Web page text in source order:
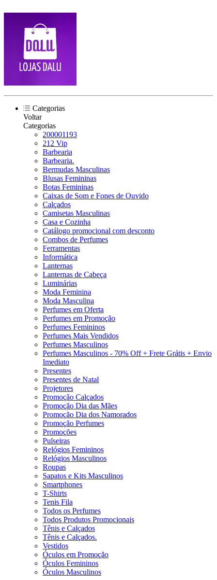
Categorias
Voltar
Categorias
200001193
212 Vip
Barbearia
Barbearia.
Bermudas Masculinas
Blusas Femininas
Botas Femininas
Caixas de Som e Fones de Ouvido
Calçados
Camisetas Masculinas
Casa e Cozinha
Catálogo promocional com desconto
Combos de Perfumes
Ferramentas
Informática
Lanternas
Lanternas de Cabeça
Luminárias
Moda Feminina
Moda Masculina
Perfumes em Oferta
Perfumes em Promoção
Perfumes Femininos
Perfumes Mais Vendidos
Perfumes Masculinos
Perfumes Masculinos - 70% Off + Frete Grátis + Envio
Imediato
Presentes
Presentes de Natal
Projetores
Promoção Calçados
Promoção Dia das Mães
Promoção Dia dos Namorados
Promoção Perfumes
Promoções
Pulseiras
Relógios Femininos
Relógios Masculinos
Roupas
Sapatos e Kits Masculinos
Smartphones
T-Shirts
Tenis Fila
Todos os Perfumes
Todos Produtos Promocionais
Tênis e Calçados
Tênis e Calçados.
Vestidos
Óculos em Promoção
Óculos Femininos
Óculos Masculinos